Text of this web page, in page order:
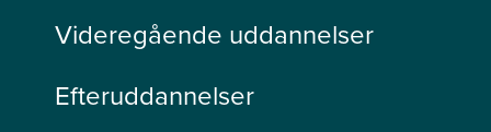
Videregående uddannelser
Efteruddannelser